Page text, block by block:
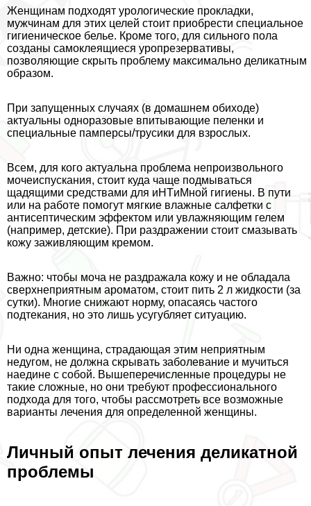
Женщинам подходят урологические прокладки,
мужчинам для этих целей стоит приобрести специальное
гигиеническое белье. Кроме того, для сильного пола
созданы самоклеящиеся уропрезервативы,
позволяющие скрыть проблему максимально деликатным
образом.
При запущенных случаях (в домашнем обиходе)
актуальны одноразовые впитывающие пеленки и
специальные памперсы/трусики для взрослых.
Всем, для кого актуальна проблема непроизвольного
мочеиспускания, стоит куда чаще подмываться
щадящими средствами для иHTиMной гигиены. В пути
или на работе помогут мягкие влажные салфетки с
антисептическим эффектом или увлажняющим гелем
(например, детские). При раздражении стоит смазывать
кожу заживляющим кремом.
Важно: чтобы моча не раздражала кожу и не обладала
сверхнеприятным ароматом, стоит пить 2 л жидкости (за
сутки). Многие снижают норму, опасаясь частого
подтекания, но это лишь усугубляет ситуацию.
Ни одна женщина, страдающая этим неприятным
недугом, не должна скрывать заболевание и мучиться
наедине с собой. Вышеперечисленные процедуры не
такие сложные, но они требуют профессионального
подхода для того, чтобы рассмотреть все возможные
варианты лечения для определенной женщины.
Личный опыт лечения деликатной
проблемы